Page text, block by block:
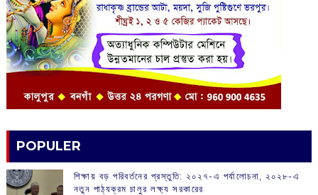
POPULER
শিক্ষায় বড় পরিবর্তনের প্রস্তুতি: ২০২৭-এ পর্যালোচনা, ২০২৮-এ
নতুন পাঠ্যক্রম চালুর লক্ষ্য সরকারের